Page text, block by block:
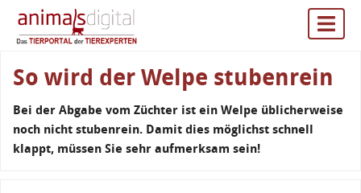
So wird der Welpe stubenrein
Bei der Abgabe vom Züchter ist ein Welpe üblicherweise
noch nicht stubenrein. Damit dies möglichst schnell
klappt, müssen Sie sehr aufmerksam sein!